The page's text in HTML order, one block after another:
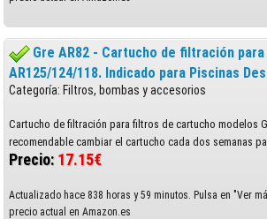
Gre AR82 - Cartucho de filtración
AR125/124/118. Indicado para Piscinas
Categoría: Filtros, bombas y accesorios
Cartucho de filtración para filtros de cartucho modelos
recomendable cambiar el cartucho cada dos semanas
Precio: 17.15€
Actualizado hace 838 horas y 59 minutos. Pulsa en "Ver
precio actual en Amazon.es